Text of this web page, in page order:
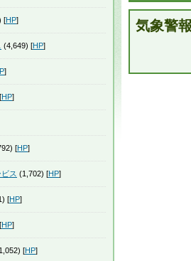
気象警
[HP]
(4,649) [HP]
]
HP]
[HP]
ス (1,702) [HP]
[HP]
HP]
[HP]